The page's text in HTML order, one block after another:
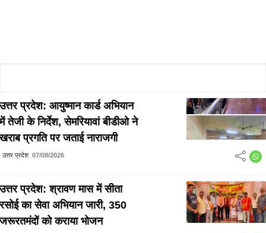
उत्तर प्रदेश: आयुष्मान कार्ड अभियान
में तेजी के निर्देश, सेमरियावां बीडीओ ने
खराब प्रगति पर जताई नाराजगी
उत्तर प्रदेश 07/08/2026
उत्तर प्रदेश: श्रावण मास में सीता
रसोई का सेवा अभियान जारी, 350
जरूरतमंदों को कराया भोजन